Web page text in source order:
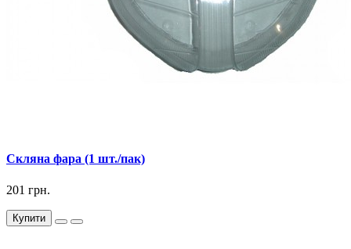
Скляна фара (1 шт./пак)
201 грн.
Купити